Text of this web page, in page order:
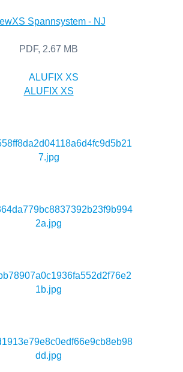
Spannsystem - NJ
PDF, 2.67 MB
ALUFIX XS